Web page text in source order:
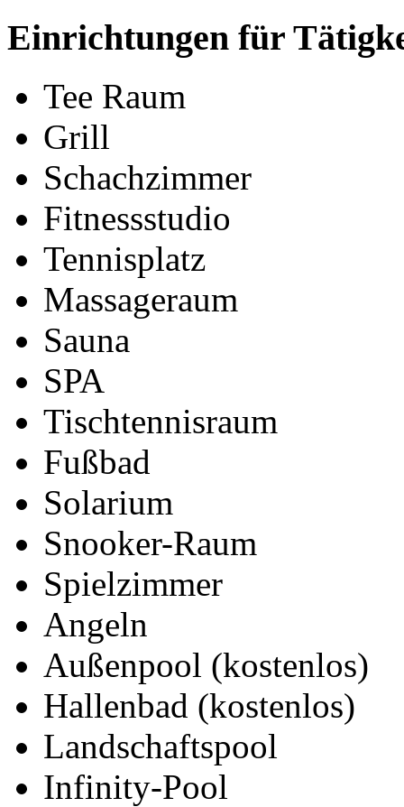
Einrichtungen für
Tee Raum
Grill
Schachzimmer
Fitnessstudio
Tennisplatz
Massageraum
Sauna
SPA
Tischtennisraum
Fußbad
Solarium
Snooker-Raum
Spielzimmer
Angeln
Außenpool (kostenlos)
Hallenbad (kostenlos)
Landschaftspool
Infinity-Pool